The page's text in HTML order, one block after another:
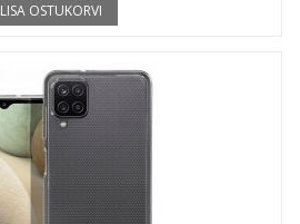
LISA OSTUKORVI